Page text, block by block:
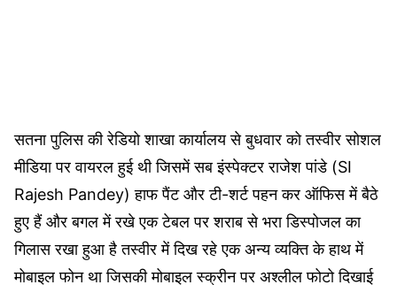
सतना पुलिस की रेडियो शाखा कार्यालय से बुधवार को तस्वीर सोशल
मीडिया पर वायरल हुई थी जिसमें सब इंस्पेक्टर राजेश पांडे (SI
Rajesh Pandey) हाफ पैंट और टी-शर्ट पहन कर ऑफिस में बैठे
हुए हैं और बगल में रखे एक टेबल पर शराब से भरा डिस्पोजल का
गिलास रखा हुआ है तस्वीर में दिख रहे एक अन्य व्यक्ति के हाथ में
मोबाइल फोन था जिसकी मोबाइल स्क्रीन पर अश्लील फोटो दिखाई